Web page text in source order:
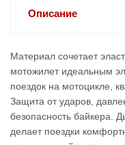
Описание
Материал сочетает
мотожилет идеальным
поездок на мотоцикле,
Защита от ударов,
безопасность байкера.
делает поездки